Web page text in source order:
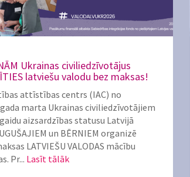
Ukrainas civiliedzīvotājus
latviešu valodu bez maksas!
attīstības centrs (IAC) no
marta Ukrainas civiliedzīvotājiem
aizsardzības statusu Latvijā
un BĒRNIEM organizē
LATVIEŠU VALODAS mācību
Pr... Lasīt tālāk